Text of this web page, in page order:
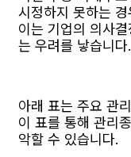
시정하지 못하는
이는 기업의 의사
는 우려를 낳습니다.
아래 표는 주요 관
이 표를 통해 관리
악할 수 있습니다.